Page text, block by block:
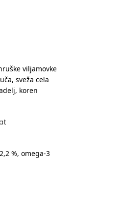
viljamovke
sveža cela
koren
%, omega-3